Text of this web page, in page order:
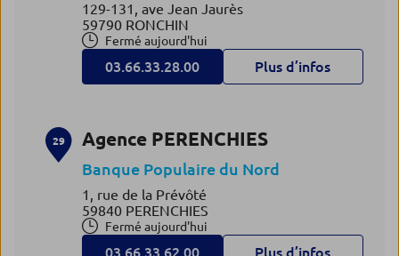
129-131, ave Jean Jaurès
59790 RONCHIN
Fermé aujourd'hui
03.66.33.28.00 Plus d’infos
29 Agence PERENCHIES
Banque Populaire du Nord
1, rue de la Prévôté
59840 PERENCHIES
Fermé aujourd'hui
03.66.33.62.00 Plus d’infos